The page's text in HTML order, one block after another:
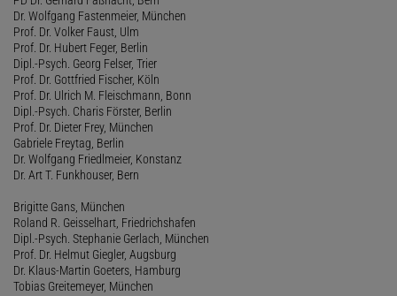
Dr. Wolfgang Fastenmeier, München
Prof. Dr. Volker Faust, Ulm
Prof. Dr. Hubert Feger, Berlin
Dipl.-Psych. Georg Felser, Trier
Prof. Dr. Gottfried Fischer, Köln
Prof. Dr. Ulrich M. Fleischmann, Bonn
Dipl.-Psych. Charis Förster, Berlin
Prof. Dr. Dieter Frey, München
Gabriele Freytag, Berlin
Dr. Wolfgang Friedlmeier, Konstanz
Dr. Art T. Funkhouser, Bern
Brigitte Gans, München
Roland R. Geisselhart, Friedrichshafen
Dipl.-Psych. Stephanie Gerlach, München
Prof. Dr. Helmut Giegler, Augsburg
Dr. Klaus-Martin Goeters, Hamburg
Tobias Greitemeyer, München